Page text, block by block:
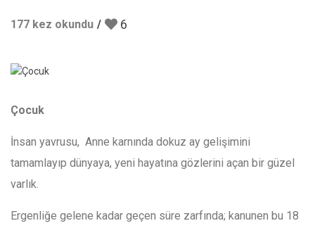
177 kez okundu 6
Çocuk
İnsan yavrusu, Anne karnında dokuz ay gelişimini
tamamlayıp dünyaya, yeni hayatına gözlerini açan bir güzel
varlık.
Ergenliğe gelene kadar geçen süre zarfında; kanunen bu 18